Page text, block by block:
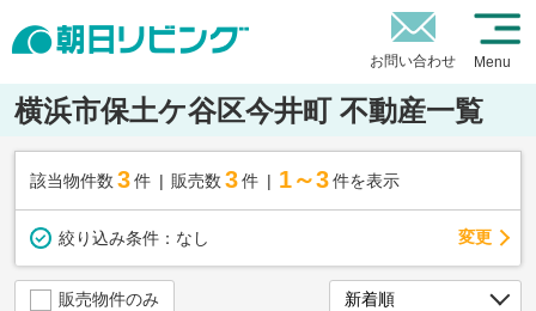
お問い合わせ Menu
横浜市保土ケ谷区今井町 不動産一覧
該当物件数 3件 販売数 3 件 1～3 件を表示
絞り込み条件： なし 変更
販売物件のみ